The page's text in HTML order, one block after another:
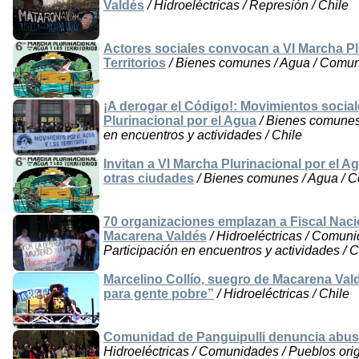
Valdés/ Hidroeléctricas / Represión / Chile
Actores sociales convocan a VI Marcha
Territorios/ Bienes comunes / Agua /
¡A derogar el Código!: Movimientos
Plurinacional por el Agua/ Bienes
en encuentros y actividades / Chile
Invitan a VI Marcha Plurinacional por el
otras ciudades/ Bienes comunes / Agua /
70 organizaciones emplazan a Fiscal
Macarena Valdés/ Hidroeléctricas /
Participación en encuentros y actividades /
Marcelino Collío, suegro de Macarena
para gente pobre” / Hidroeléctricas / Chile
Comunidad de Panguipulli denuncia
Hidroeléctricas / Comunidades / Pueblos